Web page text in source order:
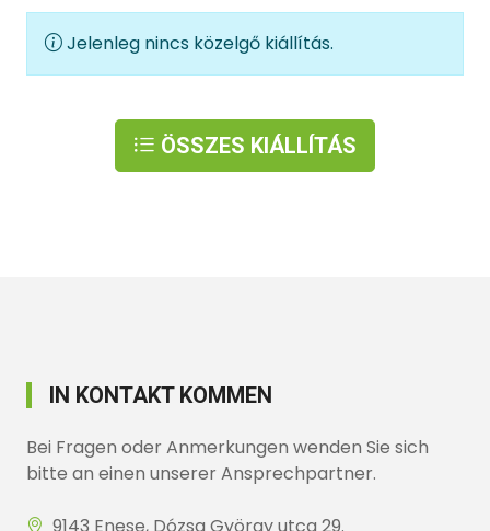
Jelenleg nincs közelgő kiállítás.
ÖSSZES KIÁLLÍTÁS
IN KONTAKT KOMMEN
Bei Fragen oder Anmerkungen wenden Sie sich
bitte an einen unserer Ansprechpartner.